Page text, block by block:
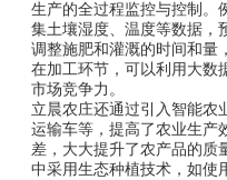
生产的全过程监控与控制。
集土壤湿度、温度等数据，
调整施肥和灌溉的时间和量
在加工环节，可以利用大数
市场竞争力。
立晨农庄还通过引入智能农
运输车等，提高了农业生产
差，大大提升了农产品的质
中采用生态种植技术，如使